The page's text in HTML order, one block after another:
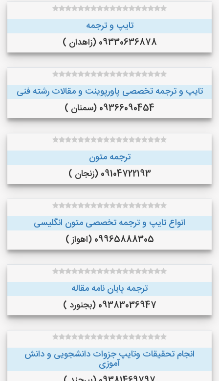
تایپ و ترجمه
09330636878 (زاهدان )
تایپ و ترجمه تخصصی پاورپوینت و مقالات رشته فنی
09366090454 (سمنان )
ترجمه متون
09104722193 (زنجان )
انواع تایپ و ترجمه تخصصی متون انگلیسی
09965888305 (اهواز )
ترجمه پایان نامه مقاله
09383036947 (بجنورد )
انجام تحقیقات وتایپ جزوات دانشجویی و دانش
آموزی